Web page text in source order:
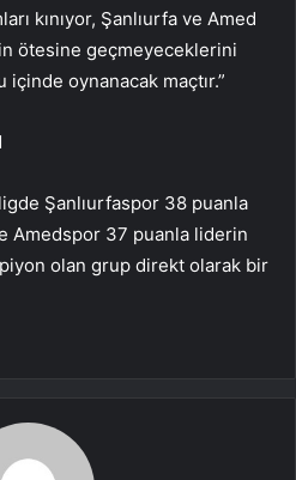
kınıyor, Şanlıurfa ve Amed
ötesine geçmeyeceklerini
oynanacak maçtır.”
Şanlıurfaspor 38 puanla
Amedspor 37 puanla liderin
olan grup direkt olarak bir